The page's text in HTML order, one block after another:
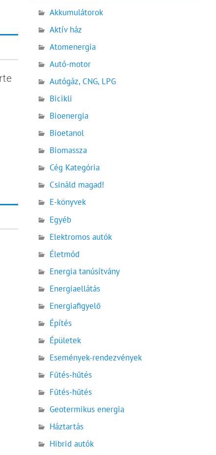
Akkumulátorok
Aktív ház
Atomenergia
Autó-motor
Autógáz, CNG, LPG
Bicikli
Bioenergia
Bioetanol
Biomassza
Cég Kategória
Csináld magad!
E-könyvek
Egyéb
Elektromos autók
Életmód
Energia tanúsítvány
Energiaellátás
Energiafigyelő
Építés
Épületek
Események-rendezvények
Fűtés-hűtés
Fűtés-hűtés
Geotermikus energia
Háztartás
Hibrid autók